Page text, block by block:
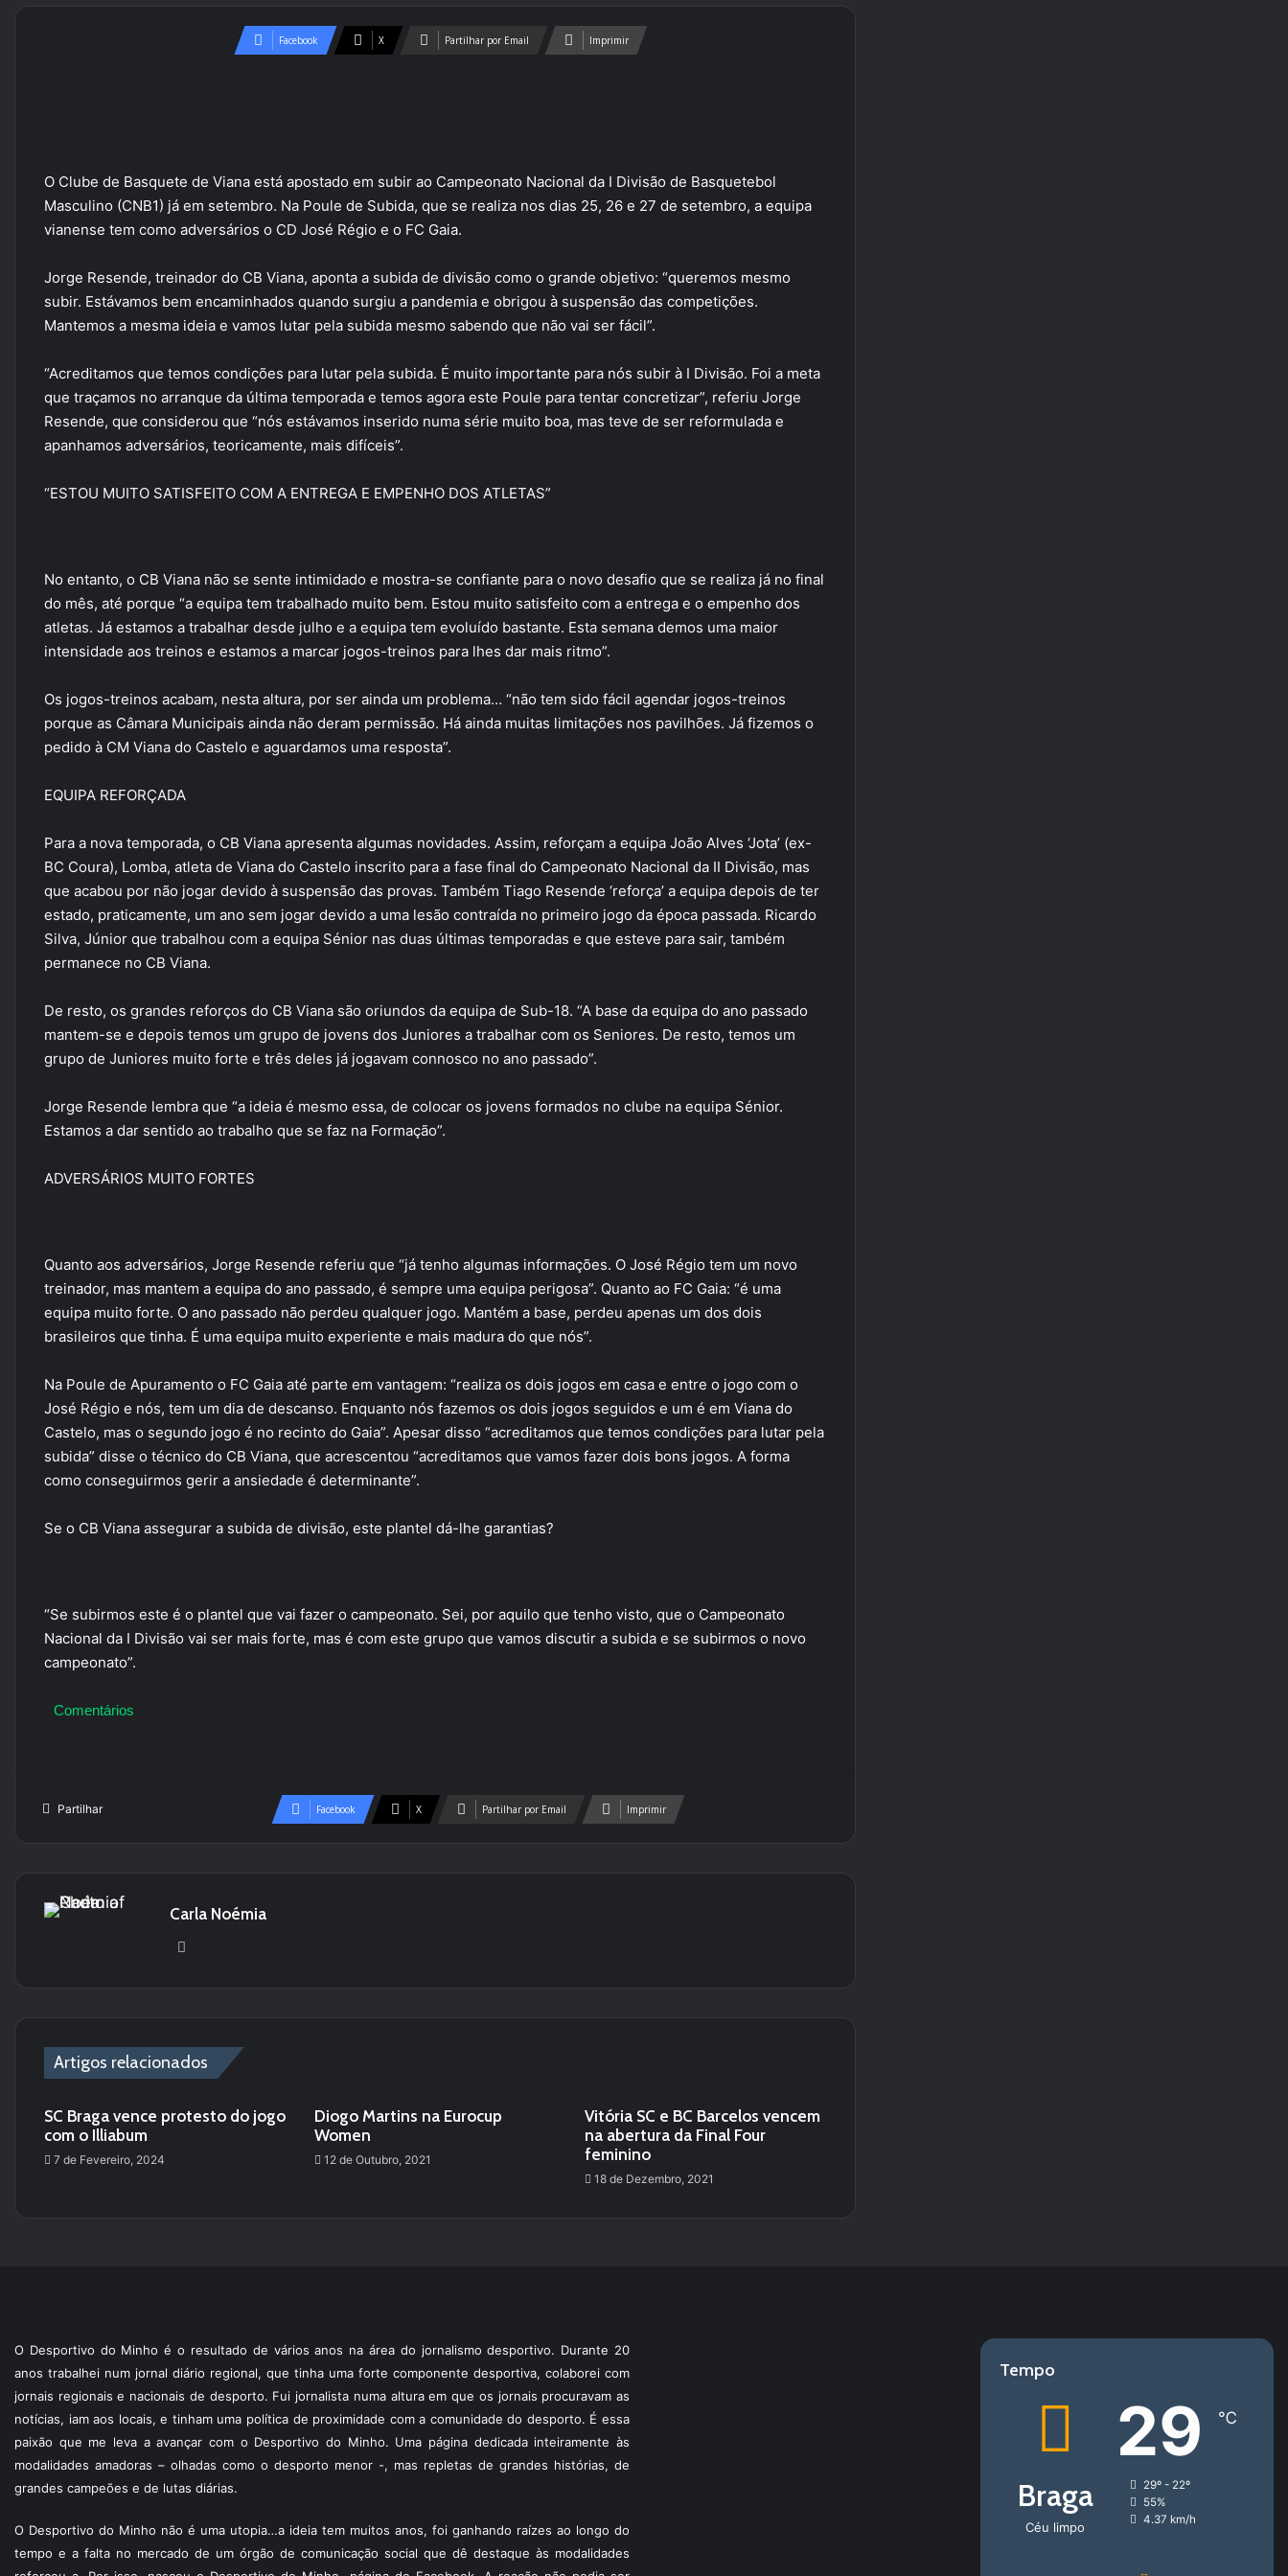
Facebook X Partilhar por Email Imprimir
O Clube de Basquete de Viana está apostado em subir ao Campeonato Nacional da I Divisão de Basquetebol
Masculino (CNB1) já em setembro. Na Poule de Subida, que se realiza nos dias 25, 26 e 27 de setembro, a equipa
vianense tem como adversários o CD José Régio e o FC Gaia.
Jorge Resende, treinador do CB Viana, aponta a subida de divisão como o grande objetivo: “queremos mesmo
subir. Estávamos bem encaminhados quando surgiu a pandemia e obrigou à suspensão das competições.
Mantemos a mesma ideia e vamos lutar pela subida mesmo sabendo que não vai ser fácil”.
“Acreditamos que temos condições para lutar pela subida. É muito importante para nós subir à I Divisão. Foi a meta
que traçamos no arranque da última temporada e temos agora este Poule para tentar concretizar”, referiu Jorge
Resende, que considerou que “nós estávamos inserido numa série muito boa, mas teve de ser reformulada e
apanhamos adversários, teoricamente, mais difíceis”.
“ESTOU MUITO SATISFEITO COM A ENTREGA E EMPENHO DOS ATLETAS”
No entanto, o CB Viana não se sente intimidado e mostra-se confiante para o novo desafio que se realiza já no final
do mês, até porque “a equipa tem trabalhado muito bem. Estou muito satisfeito com a entrega e o empenho dos
atletas. Já estamos a trabalhar desde julho e a equipa tem evoluído bastante. Esta semana demos uma maior
intensidade aos treinos e estamos a marcar jogos-treinos para lhes dar mais ritmo”.
Os jogos-treinos acabam, nesta altura, por ser ainda um problema… “não tem sido fácil agendar jogos-treinos
porque as Câmara Municipais ainda não deram permissão. Há ainda muitas limitações nos pavilhões. Já fizemos o
pedido à CM Viana do Castelo e aguardamos uma resposta”.
EQUIPA REFORÇADA
Para a nova temporada, o CB Viana apresenta algumas novidades. Assim, reforçam a equipa João Alves ‘Jota’ (ex-
BC Coura), Lomba, atleta de Viana do Castelo inscrito para a fase final do Campeonato Nacional da II Divisão, mas
que acabou por não jogar devido à suspensão das provas. Também Tiago Resende ‘reforça’ a equipa depois de ter
estado, praticamente, um ano sem jogar devido a uma lesão contraída no primeiro jogo da época passada. Ricardo
Silva, Júnior que trabalhou com a equipa Sénior nas duas últimas temporadas e que esteve para sair, também
permanece no CB Viana.
De resto, os grandes reforços do CB Viana são oriundos da equipa de Sub-18. “A base da equipa do ano passado
mantem-se e depois temos um grupo de jovens dos Juniores a trabalhar com os Seniores. De resto, temos um
grupo de Juniores muito forte e três deles já jogavam connosco no ano passado”.
Jorge Resende lembra que “a ideia é mesmo essa, de colocar os jovens formados no clube na equipa Sénior.
Estamos a dar sentido ao trabalho que se faz na Formação”.
ADVERSÁRIOS MUITO FORTES
Quanto aos adversários, Jorge Resende referiu que “já tenho algumas informações. O José Régio tem um novo
treinador, mas mantem a equipa do ano passado, é sempre uma equipa perigosa”. Quanto ao FC Gaia: “é uma
equipa muito forte. O ano passado não perdeu qualquer jogo. Mantém a base, perdeu apenas um dos dois
brasileiros que tinha. É uma equipa muito experiente e mais madura do que nós”.
Na Poule de Apuramento o FC Gaia até parte em vantagem: “realiza os dois jogos em casa e entre o jogo com o
José Régio e nós, tem um dia de descanso. Enquanto nós fazemos os dois jogos seguidos e um é em Viana do
Castelo, mas o segundo jogo é no recinto do Gaia”. Apesar disso “acreditamos que temos condições para lutar pela
subida” disse o técnico do CB Viana, que acrescentou “acreditamos que vamos fazer dois bons jogos. A forma
como conseguirmos gerir a ansiedade é determinante”.
Se o CB Viana assegurar a subida de divisão, este plantel dá-lhe garantias?
“Se subirmos este é o plantel que vai fazer o campeonato. Sei, por aquilo que tenho visto, que o Campeonato
Nacional da I Divisão vai ser mais forte, mas é com este grupo que vamos discutir a subida e se subirmos o novo
campeonato”.
Comentários
Partilhar Facebook X Partilhar por Email Imprimir
Carla Noémia
Artigos relacionados
SC Braga vence protesto do jogo
com o Illiabum
7 de Fevereiro, 2024
Diogo Martins na Eurocup
Women
12 de Outubro, 2021
Vitória SC e BC Barcelos vencem
na abertura da Final Four
feminino
18 de Dezembro, 2021
O Desportivo do Minho é o resultado de vários anos na área do jornalismo desportivo. Durante 20
anos trabalhei num jornal diário regional, que tinha uma forte componente desportiva, colaborei com
jornais regionais e nacionais de desporto. Fui jornalista numa altura em que os jornais procuravam as
notícias, iam aos locais, e tinham uma política de proximidade com a comunidade do desporto. É essa
paixão que me leva a avançar com o Desportivo do Minho. Uma página dedicada inteiramente às
modalidades amadoras – olhadas como o desporto menor -, mas repletas de grandes histórias, de
grandes campeões e de lutas diárias.
O Desportivo do Minho não é uma utopia…a ideia tem muitos anos, foi ganhando raízes ao longo do
tempo e a falta no mercado de um órgão de comunicação social que dê destaque às modalidades
Tempo
Braga
Céu limpo
29 ℃
29º - 22º
55%
4.37 km/h